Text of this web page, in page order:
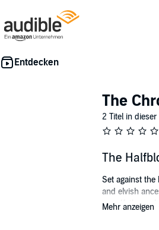
The
2 Titel in dieser
The
Set against
and elvish
grandfather, a
Mehr anzeigen